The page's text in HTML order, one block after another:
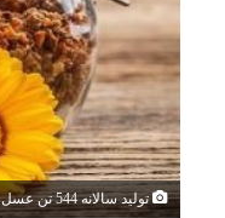
توليد سالانه 544 تن عسل در قائم‌شهر/ ارزش اقتصادي 380 ميلياردي